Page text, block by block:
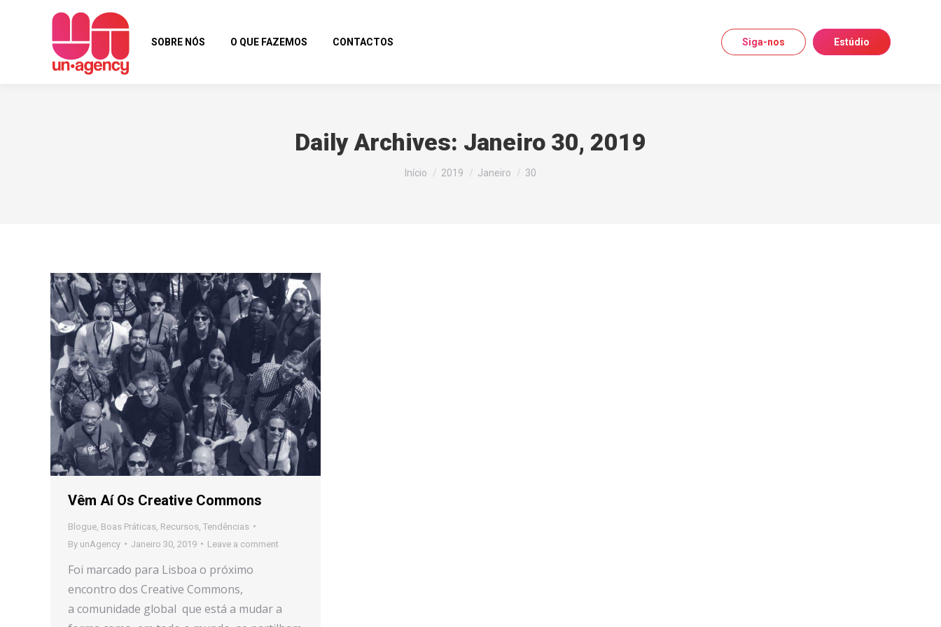
SOBRE NÓS O QUE FAZEMOS CONTACTOS Siga-nos Estúdio
Daily Archives: Janeiro 30, 2019
You are here:
Início 2019 Janeiro 30
Vêm Aí Os Creative Commons
Blogue Boas Práticas Recursos Tendências
By unAgency Janeiro 30, 2019 Leave a comment
Foi marcado para Lisboa o próximo
encontro dos Creative Commons,
a comunidade global que está a mudar a